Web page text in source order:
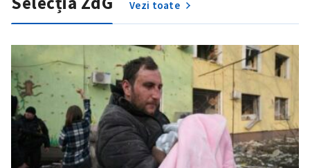
Vezi toate
Sursă anonimă
Nume+ Numele meu
Email+ Emailul meu
Telefon